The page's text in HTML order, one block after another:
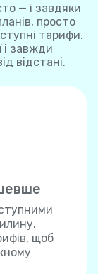
— і завдяки
просто
тарифи.
і завжди
відстані.
щоб